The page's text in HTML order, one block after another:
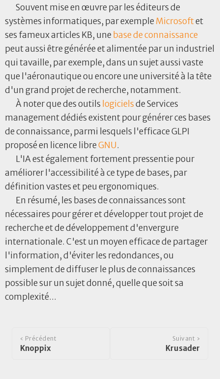
Souvent mise en œuvre par les éditeurs de
systèmes informatiques, par exemple Microsoftet
ses fameux articles KB, une base de connaissance
peut aussi être générée et alimentée par un industriel
qui tavaille, par exemple, dans un sujet aussi vaste
que l'aéronautique ou encore une université à la tête
d'un grand projet de recherche, notamment.
À noter que des outils logicielsde Services
management dédiés existent pour générer ces bases
de connaissance, parmi lesquels l'efficace GLPI
proposé en licence libreGNU.
L'IA est également fortement pressentie pour
améliorer l'accessibilité à ce type de bases, par
définition vastes et peu ergonomiques.
En résumé, les bases de connaissances sont
nécessaires pour gérer et développer tout projet de
recherche et de développement d'envergure
internationale. C'est un moyen efficace de partager
l'information, d'éviter les redondances, ou
simplement de diffuser le plus de connaissances
possible sur un sujet donné, quelle que soit sa
complexité...
‹ Précédent
Knoppix
Suivant ›
Krusader